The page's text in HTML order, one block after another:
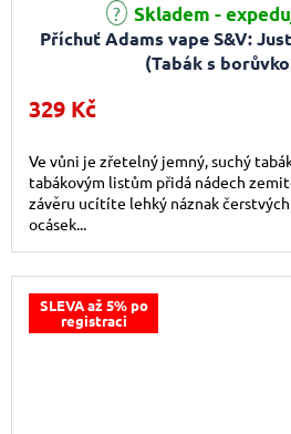
Příchuť Adams vape S&V:
(Tabák s
Skladem -
329 Kč
Ve vůni je zřetelný jemný, suchý
tabákovým listům přidá nádech
závěru ucítíte lehký náznak
ocásek...
SLEVA až 5% po
registraci